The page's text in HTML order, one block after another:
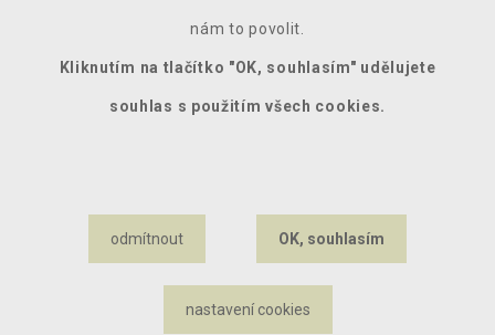
© 2020 – 2026 IC WEST, s.r.o. |Nastavení cookies
nám to povolit.
Kliknutím na tlačítko "OK, souhlasím" udělujete
souhlas s použitím všech cookies.
odmítnout OK, souhlasím
nastavení cookies